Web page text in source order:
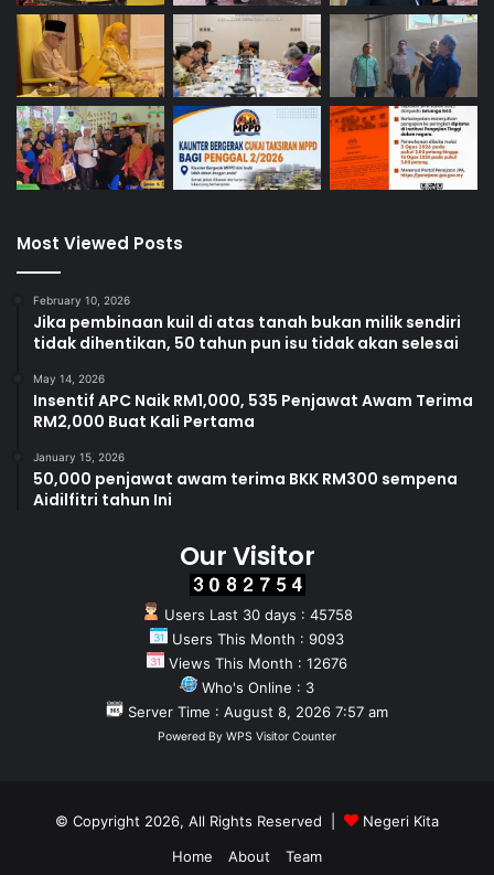
Most Viewed Posts
February 10, 2026
Jika pembinaan kuil di atas tanah bukan milik sendiri
tidak dihentikan, 50 tahun pun isu tidak akan selesai
May 14, 2026
Insentif APC Naik RM1,000, 535 Penjawat Awam Terima
RM2,000 Buat Kali Pertama
January 15, 2026
50,000 penjawat awam terima BKK RM300 sempena
Aidilfitri tahun Ini
Our Visitor
Users Last 30 days : 45758
Users This Month : 9093
Views This Month : 12676
Who's Online : 3
Server Time : August 8, 2026 7:57 am
Powered By WPS Visitor Counter
© Copyright 2026, All Rights Reserved |
Negeri Kita
Home
About Team